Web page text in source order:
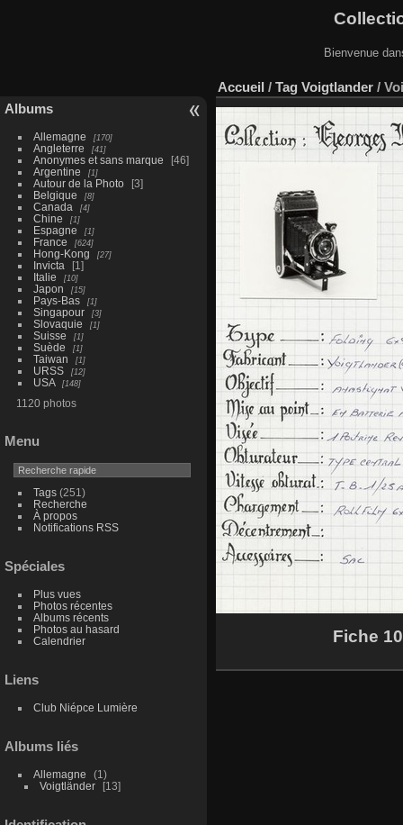
Bienvenue
Albums
Allemagne 170
Angleterre 41
Anonymes et sans marque
46
Argentine
1
Autour de la Photo
3
Belgique
8
Canada 4
Chine 1
Espagne 1
France 624
Hong-Kong 27
Invicta
1
Italie
10
Japon 15
Pays-Bas 1
Singapour 3
Slovaquie 1
Suisse 1
Suède 1
Taiwan 1
URSS 12
USA 148
1120 photos
Menu
Tags(251)
Recherche
À propos
Notifications RSS
Spéciales
Plus vues
Photos récentes
Albums récents
Photos au hasard
Calendrier
Liens
Club Niépce Lumière
Albums liés
Allemagne
1
Voigtländer
13
Accueil / Tag Voigtlander /
Fiche